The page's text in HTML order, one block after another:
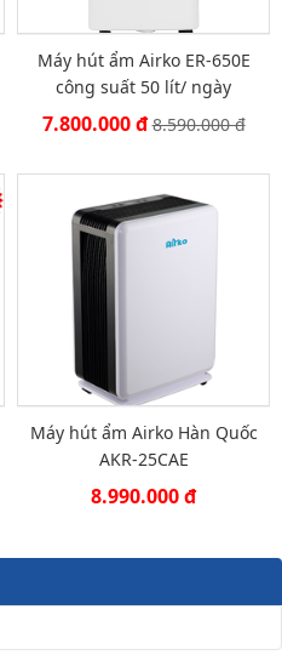
Máy hút ẩm Airko ER-650E
công suất 50 lít/ ngày
7.800.000 đ8.590.000 đ
Máy hút ẩm Airko Hàn Quốc
AKR-25CAE
8.990.000 đ